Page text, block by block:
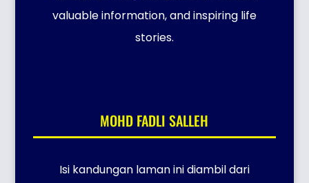
valuable information, and inspiring life
stories.
MOHD FADLI SALLEH
Isi kandungan laman ini diambil dari